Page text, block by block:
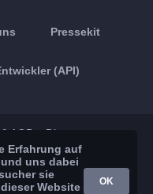
Pressekit
(API)
AGB Dienststatus
Play
Erfahrung auf
uns dabei
sie
Website
OK